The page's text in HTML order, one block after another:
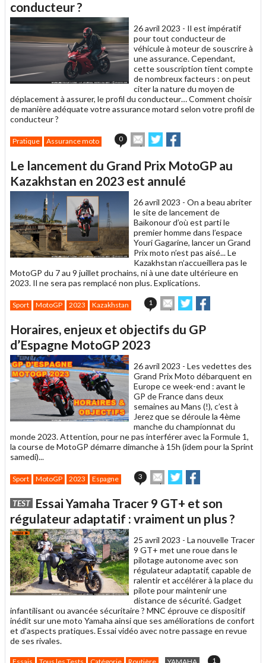
conducteur ?
26 avril 2023 - Il est impératif
pour tout conducteur de
véhicule à moteur de souscrire à
une assurance. Cependant,
cette souscription tient compte
de nombreux facteurs : on peut
citer la nature du moyen de
déplacement à assurer, le profil du conducteur… Comment choisir
de manière adéquate votre assurance motard selon votre profil de
conducteur ?
Pratique Assurance moto 0
Envoyer
cet
à
un
ami
Partager
sur sur
Le lancement du Grand Prix MotoGP au
Kazakhstan en 2023 est annulé
26 avril 2023 - On a beau abriter
le site de lancement de
Baïkonour d’où est parti le
premier homme dans l’espace
Youri Gagarine, lancer un Grand
Prix moto n’est pas aisé... Le
Kazakhstan n’accueillera pas le
MotoGP du 7 au 9 juillet prochains, ni à une date ultérieure en
2023. Il ne sera pas remplacé non plus. Explications.
Sport MotoGP 2023 Kazakhstan 1
Envoyer
cet
à
Partager
sur sur
Horaires, enjeux et objectifs du GP
d’Espagne MotoGP 2023
26 avril 2023 - Les vedettes des
Grand Prix Moto débarquent en
Europe ce week-end : avant le
GP de France dans deux
semaines au Mans (!), c’est à
Jerez que se déroule la 4ème
manche du championnat du
monde 2023. Attention, pour ne pas interférer avec la Formule 1,
la course de MotoGP démarre dimanche à 15h (idem pour la Sprint
samedi)...
Sport MotoGP 2023 Espagne 3
Envoyer
cet
à
un
ami
Partager
sur sur
TEST Essai Yamaha Tracer 9 GT+ et son
régulateur adaptatif : vraiment un plus ?
25 avril 2023 - La nouvelle Tracer
9 GT+ met une roue dans le
pilotage autonome avec son
régulateur adaptatif, capable de
ralentir et accélérer à la place du
pilote pour maintenir une
distance de sécurité. Gadget
infantilisant ou avancée sécuritaire ? MNC éprouve ce dispositif
inédit sur une moto Yamaha ainsi que ses améliorations de confort
et d'aspects pratiques. Essai vidéo avec notre passage en revue
de ses rivales.
1